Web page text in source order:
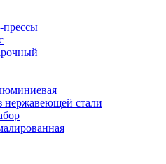
прессы
нержавеющей стали